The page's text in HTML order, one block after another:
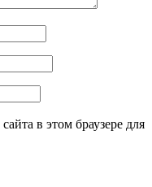
в этом браузере для